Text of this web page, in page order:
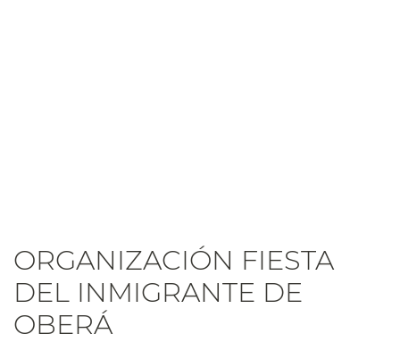
ORGANIZACIÓN FIESTA
DEL INMIGRANTE DE
OBERÁ